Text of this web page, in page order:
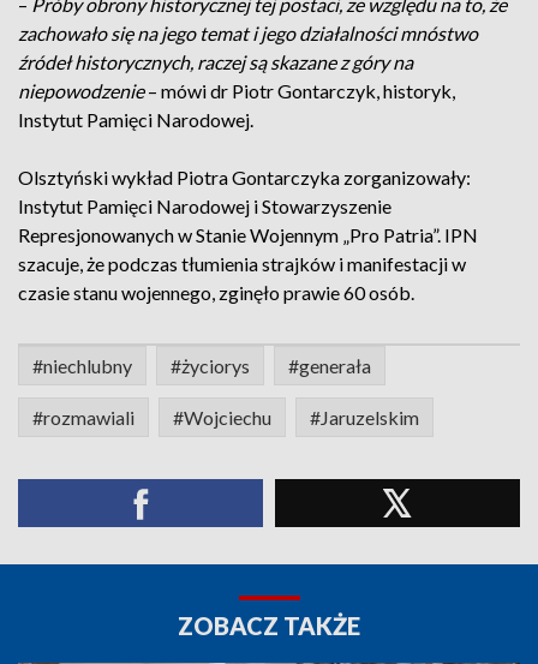
zachowało się na jego temat i jego działalności mnóstwo
źródeł historycznych, raczej są skazane z góry na
niepowodzenie– mówi dr Piotr Gontarczyk, historyk,
Instytut Pamięci Narodowej.
Olsztyński wykład Piotra Gontarczyka zorganizowały:
Instytut Pamięci Narodowej i Stowarzyszenie
Represjonowanych w Stanie Wojennym „Pro Patria”. IPN
szacuje, że podczas tłumienia strajków i manifestacji w
czasie stanu wojennego, zginęło prawie 60 osób.
#niechlubny #życiorys #generała
#rozmawiali #Wojciechu #Jaruzelskim
ZOBACZ TAKŻE